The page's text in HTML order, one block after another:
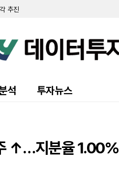
추진
6일간 16만여 주 장내 매도
현금 2억 3210만 달러 확보
만 달러 기록
증가
로 대폭 개선
진…S-1 증권신고서 제출
대
석 투자뉴스
↑…지분율 1.00%